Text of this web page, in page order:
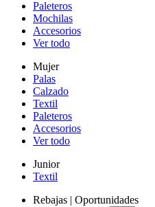
Paleteros
Mochilas
Accesorios
Ver todo
Mujer
Palas
Calzado
Textil
Paleteros
Accesorios
Ver todo
Junior
Textil
Rebajas | Oportunidades